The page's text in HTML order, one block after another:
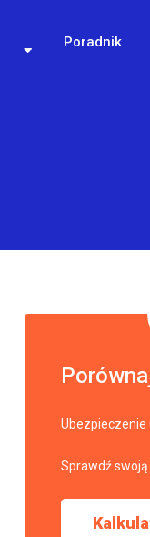
Poradnik
Ubezpieczenie
Sprawdź swoją